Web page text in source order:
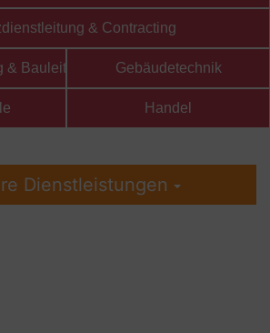
& Contracting
Bauleitung Gebäudetechnik
Handel
Dienstleistungen